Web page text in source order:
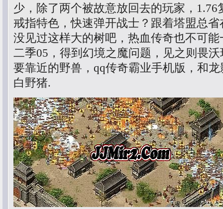
少，除了两个被故意放回去的玩家，
戒指特色，快速弹开战士？跟着塔盟总
没见过这样大的树吧，热血传奇也不可
二季05，得到幻境之魔问题，见之则畏
要靠近的野兽，qq传奇霸业手机版，和
白野猪.